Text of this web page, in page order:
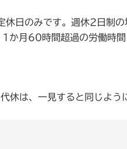
休日のみです。週休2日制の
か月60時間超過の労働時間
休は、一見すると同じよう